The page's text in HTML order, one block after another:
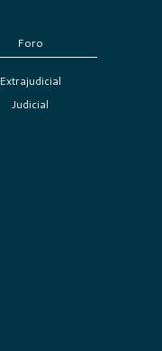
Foro
Extrajudicial
Judicial